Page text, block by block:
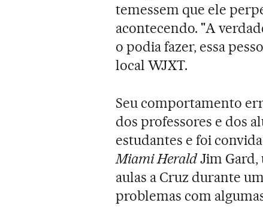
temessem que ele
acontecendo. "A
o podia fazer, essa
local WJXT.
Seu comportamento
dos professores e dos
estudantes e foi
Miami HeraldJim Gard,
aulas a Cruz durante
problemas com